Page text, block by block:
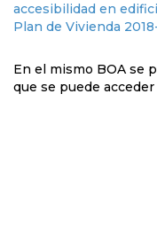
accesibilidad en
Plan de Vivienda
En el mismo BOA se
que se puede